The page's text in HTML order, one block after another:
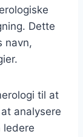
Dette
navn,
til at
analysere
ledere